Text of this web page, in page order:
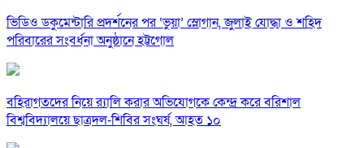
ভিডিও ডকুমেন্টারি প্রদর্শনের পর ‘ভুয়া’ স্লোগান, জুলাই যোদ্ধা ও শহিদ
পরিবারের সংবর্ধনা অনুষ্ঠানে হট্টগোল
বহিরাগতদের নিয়ে র‍্যালি করার অভিযোগকে কেন্দ্র করে বরিশাল
বিশ্ববিদ্যালয়ে ছাত্রদল-শিবির সংঘর্ষ, আহত ১০